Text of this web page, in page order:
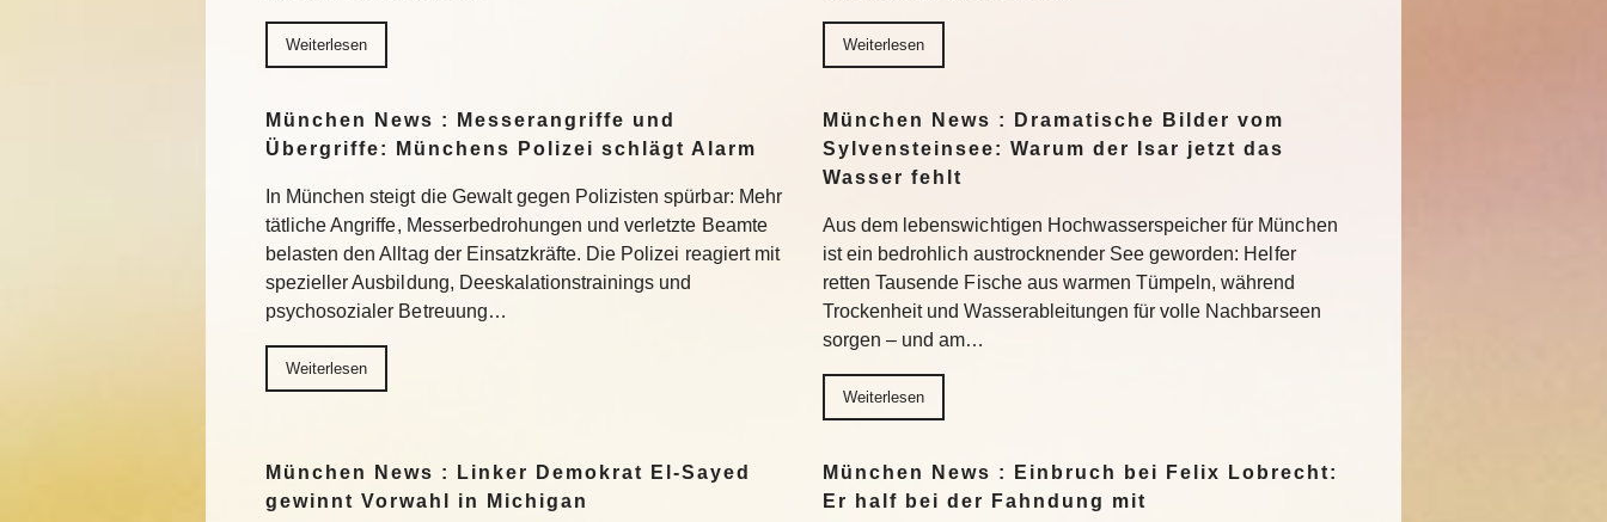
Weiterlesen Weiterlesen
München News : Messerangriffe und
Übergriffe: Münchens Polizei schlägt Alarm
In München steigt die Gewalt gegen Polizisten spürbar: Mehr
tätliche Angriffe, Messerbedrohungen und verletzte Beamte
belasten den Alltag der Einsatzkräfte. Die Polizei reagiert mit
spezieller Ausbildung, Deeskalationstrainings und
psychosozialer Betreuung…
Weiterlesen
München News : Dramatische Bilder vom
Sylvensteinsee: Warum der Isar jetzt das
Wasser fehlt
Aus dem lebenswichtigen Hochwasserspeicher für München
ist ein bedrohlich austrocknender See geworden: Helfer
retten Tausende Fische aus warmen Tümpeln, während
Trockenheit und Wasserableitungen für volle Nachbarseen
sorgen – und am…
Weiterlesen
München News : Linker Demokrat El-Sayed
gewinnt Vorwahl in Michigan
München News : Einbruch bei Felix Lobrecht:
Er half bei der Fahndung mit